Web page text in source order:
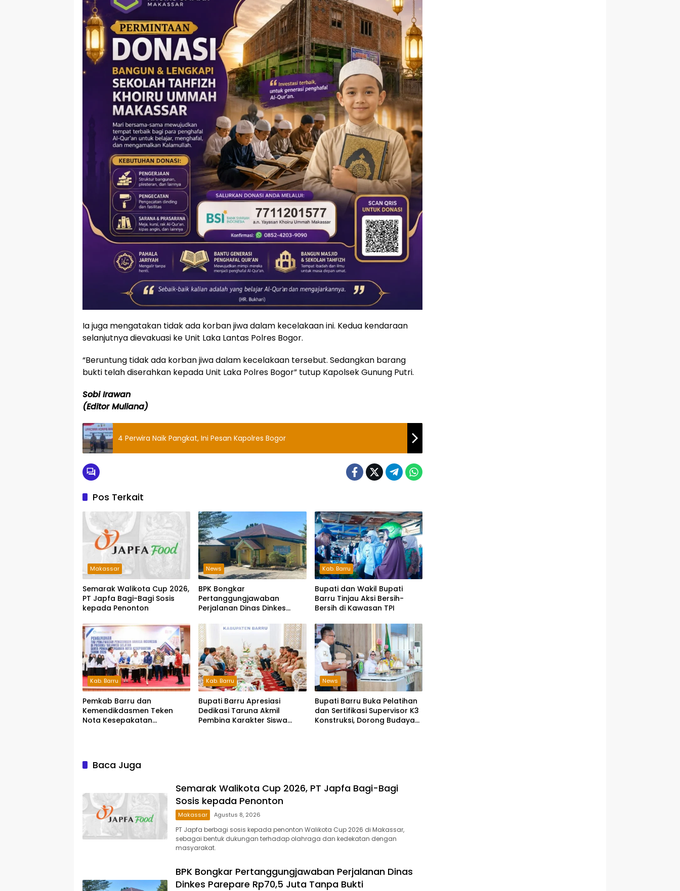
Ia juga mengatakan tidak ada korban jiwa dalam kecelakaan ini. Kedua kendaraan
selanjutnya dievakuasi ke Unit Laka Lantas Polres Bogor.
“Beruntung tidak ada korban jiwa dalam kecelakaan tersebut. Sedangkan barang
bukti telah diserahkan kepada Unit Laka Polres Bogor” tutup Kapolsek Gunung Putri.
Sobi Irawan
(Editor Muliana)
4 Perwira Naik Pangkat, Ini Pesan Kapolres Bogor
Pos Terkait
Makassar
Semarak Walikota Cup 2026,
PT Japfa Bagi-Bagi Sosis
kepada Penonton
News
BPK Bongkar
Pertanggungjawaban
Perjalanan Dinas Dinkes
Bukti Pengeluaran Riil
Kab. Barru
Bupati dan Wakil Bupati
Barru Tinjau Aksi Bersih-
Bersih di Kawasan TPI
Kab. Barru
Pemkab Barru dan
Kemendikdasmen Teken
Nota Kesepakatan
Kab. Barru
Bupati Barru Apresiasi
Dedikasi Taruna Akmil
Pembina Karakter Siswa
News
Bupati Barru Buka Pelatihan
dan Sertifikasi Supervisor K3
Konstruksi, Dorong Budaya
Baca Juga
Semarak Walikota Cup 2026, PT Japfa Bagi-Bagi
Sosis kepada Penonton
Makassar Agustus 8, 2026
PT Japfa berbagi sosis kepada penonton Walikota Cup 2026 di Makassar,
sebagai bentuk dukungan terhadap olahraga dan kedekatan dengan
masyarakat.
BPK Bongkar Pertanggungjawaban Perjalanan Dinas
Dinkes Parepare Rp70,5 Juta Tanpa Bukti